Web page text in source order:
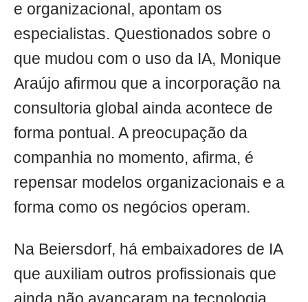
e organizacional, apontam os
especialistas. Questionados sobre o
que mudou com o uso da IA, Monique
Araújo afirmou que a incorporação na
consultoria global ainda acontece de
forma pontual. A preocupação da
companhia no momento, afirma, é
repensar modelos organizacionais e a
forma como os negócios operam.
Na Beiersdorf, há embaixadores de IA
que auxiliam outros profissionais que